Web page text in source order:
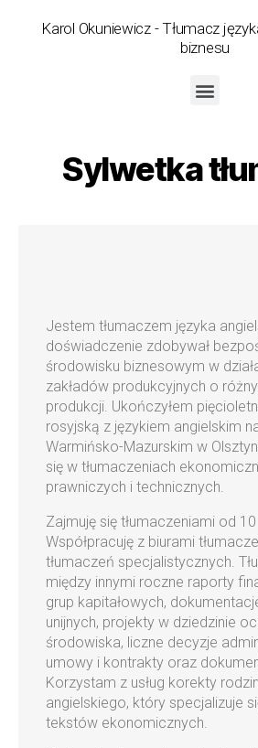
Karol Okuniewicz - Tłumacz
biznesu
Sylwetka
Jestem tłumaczem języka
doświadczenie zdobywał
środowisku biznesowym w
zakładów produkcyjnych o
produkcji. Ukończyłem
rosyjską z językiem angielskim
Warmińsko-Mazurskim w
się w tłumaczeniach
prawniczych i technicznych.
Zajmuję się tłumaczeniami od
Współpracuję z biurami
tłumaczeń specjalistycznych.
między innymi roczne raporty
grup kapitałowych,
unijnych, projekty w dziedzinie
środowiska, liczne decyzje
umowy i kontrakty oraz
Korzystam z usług korekty
angielskiego, który specjalizuje
tekstów ekonomicznych.